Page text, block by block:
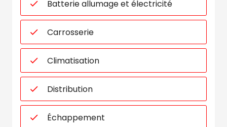
Batterie allumage et électricité
Carrosserie
Climatisation
Distribution
Échappement